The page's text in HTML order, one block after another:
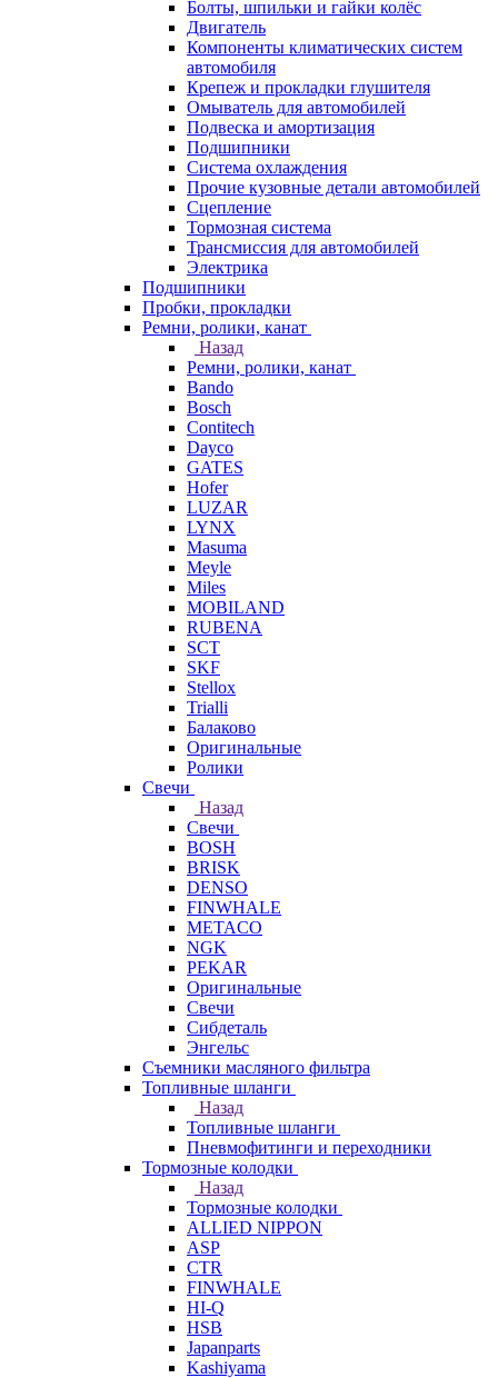
Болты, шпильки и гайки колёс
Двигатель
Компоненты климатических систем
автомобиля
Крепеж и прокладки глушителя
Омыватель для автомобилей
Подвеска и амортизация
Подшипники
Система охлаждения
Прочие кузовные детали автомобилей
Сцепление
Тормозная система
Трансмиссия для автомобилей
Электрика
Подшипники
Пробки, прокладки
Ремни, ролики, канат
Назад
Ремни, ролики, канат
Bando
Bosch
Contitech
Dayco
GATES
Hofer
LUZAR
LYNX
Masuma
Meyle
Miles
MOBILAND
RUBENA
SCT
SKF
Stellox
Trialli
Балаково
Оригинальные
Ролики
Свечи
Назад
Свечи
BOSH
BRISK
DENSO
FINWHALE
METACO
NGK
PEKAR
Оригинальные
Свечи
Сибдеталь
Энгельс
Съемники масляного фильтра
Топливные шланги
Назад
Топливные шланги
Пневмофитинги и переходники
Тормозные колодки
Назад
Тормозные колодки
ALLIED NIPPON
ASP
CTR
FINWHALE
HI-Q
HSB
Japanparts
Kashiyama